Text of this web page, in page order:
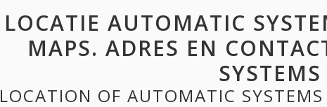
LOCATIE AUTOMATIC
MAPS. ADRES EN
SYSTEMS
LOCATION OF AUTOMATIC